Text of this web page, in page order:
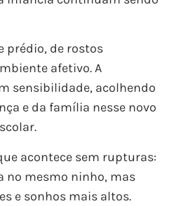
prédio, de rostos
afetivo. A
sensibilidade, acolhendo
e da família nesse novo
acontece sem rupturas:
no mesmo ninho, mas
e sonhos mais altos.